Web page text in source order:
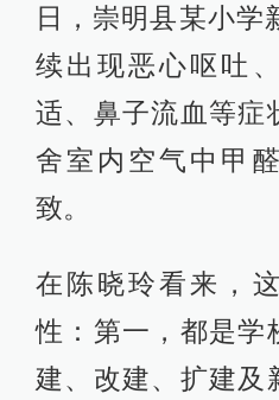
日，崇明县某小学
续出现恶心呕吐
适、鼻子流血等症
舍室内空气中甲
致。
在陈晓玲看来，
性：第一，都是学
建、改建、扩建及